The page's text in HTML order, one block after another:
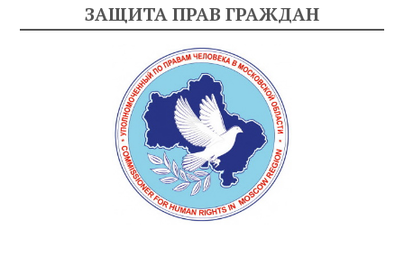
ЗАЩИТА ПРАВ ГРАЖДАН